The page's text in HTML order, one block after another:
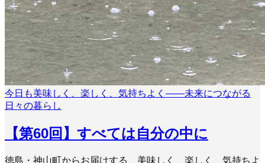
今日も美味しく、楽しく、気持ちよく――未来につながる
日々の暮らし
【第60回】すべては自分の中に
徳島・神山町からお届けする、美味しく、楽しく、気持ちよ